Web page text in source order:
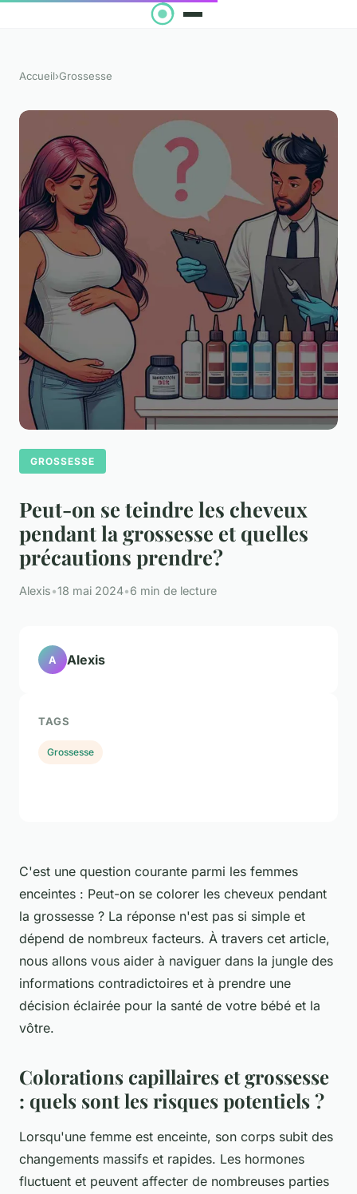
Accueil›Grossesse
GROSSESSE
Peut-on se teindre les cheveux
pendant la grossesse et quelles
précautions prendre?
Alexis•18 mai 2024•6 min de lecture
C'est une question courante parmi les femmes
enceintes : Peut-on se colorer les cheveux pendant
la grossesse ? La réponse n'est pas si simple et
dépend de nombreux facteurs. À travers cet article,
nous allons vous aider à naviguer dans la jungle des
informations contradictoires et à prendre une
décision éclairée pour la santé de votre bébé et la
vôtre.
Colorations capillaires et grossesse
: quels sont les risques potentiels ?
Lorsqu'une femme est enceinte, son corps subit des
changements massifs et rapides. Les hormones
fluctuent et peuvent affecter de nombreuses parties
A Alexis
TAGS
Grossesse